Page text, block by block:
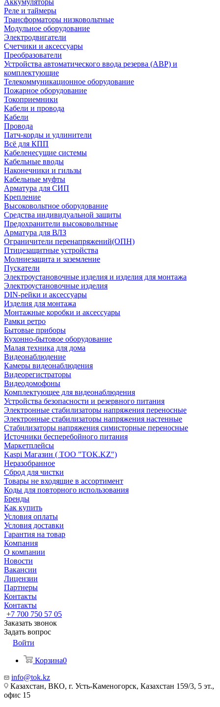
Аккумуляторы
Реле и таймеры
Трансформаторы низковольтные
Модульное оборудование
Электродвигатели
Счетчики и аксессуары
Преобразователи
Устройства автоматического ввода резерва (АВР) и
комплектующие
Телекоммуникационное оборудование
Пожарное оборудование
Токоприемники
Кабели и провода
Кабели
Провода
Патч-корды и удлинители
Всё для КПП
Кабеленесущие системы
Кабельные вводы
Наконечники и гильзы
Кабельные муфты
Арматура для СИП
Крепление
Высоковольтное оборудование
Средства индивидуальной защиты
Предохранители высоковольтные
Арматура для ВЛЗ
Ограничители перенапряжений(ОПН)
Птицезащитные устройства
Молниезащита и заземление
Пускатели
Электроустановочные изделия и изделия для монтажа
Электроустановочные изделия
DIN-рейки и аксессуары
Изделия для монтажа
Монтажные коробки и аксессуары
Рамки ретро
Бытовые приборы
Кухонно-бытовое оборудование
Малая техника для дома
Видеонаблюдение
Камеры видеонаблюдения
Видеорегистраторы
Видеодомофоны
Комплектующее для видеонаблюдения
Устройства безопасности и резервного питания
Электронные стабилизаторы напряжения переносные
Электронные стабилизаторы напряжения настенные
Стабилизаторы напряжения симисторные переносные
Источники бесперебойного питания
Маркетплейсы
Kaspi Магазин ( ТОО "TOK.KZ")
Неразобранное
Сброд для чистки
Товары не входящие в ассортимент
Коды для повторного использования
Бренды
Как купить
Условия оплаты
Условия доставки
Гарантия на товар
Компания
О компании
Новости
Вакансии
Лицензии
Партнеры
Контакты
Контакты
+7 700 750 57 05
Заказать звонок
Задать вопрос
Войти
Корзина0
info@tok.kz
Казахстан, ВКО, г. Усть-Каменогорск, Казахстан 159/3, 5 эт.,
офис 15